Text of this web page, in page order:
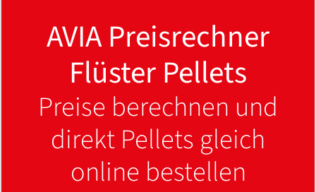
AVIA Preisrechner
Flüster Pellets
Preise berechnen und
direkt Pellets gleich
online bestellen